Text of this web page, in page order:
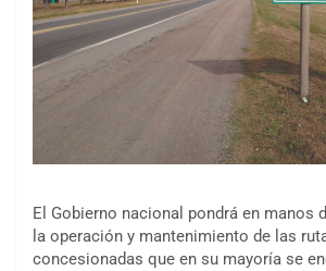
El Gobierno nacional pondrá en manos
la operación y mantenimiento de las
concesionadas que en su mayoría se